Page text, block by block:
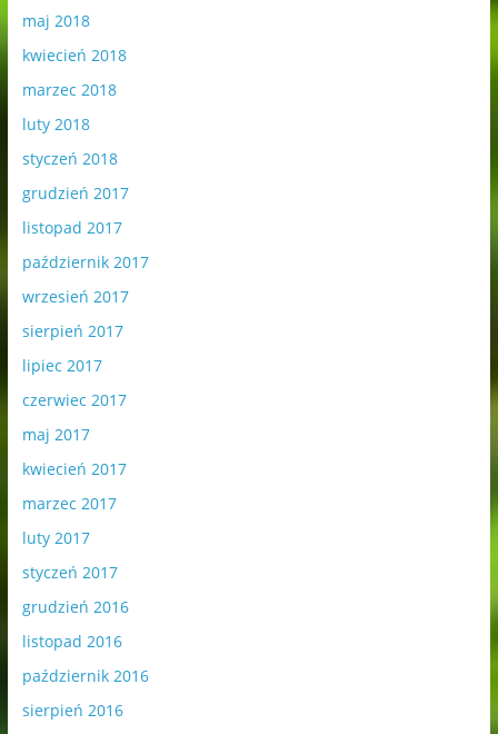
maj 2018
kwiecień 2018
marzec 2018
luty 2018
styczeń 2018
grudzień 2017
listopad 2017
październik 2017
wrzesień 2017
sierpień 2017
lipiec 2017
czerwiec 2017
maj 2017
kwiecień 2017
marzec 2017
luty 2017
styczeń 2017
grudzień 2016
listopad 2016
październik 2016
sierpień 2016